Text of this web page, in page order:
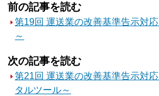
前の記事を読む
第19回 運送業の改善基準告示対
～
次の記事を読む
第21回 運送業の改善基準告示対
タルツール～